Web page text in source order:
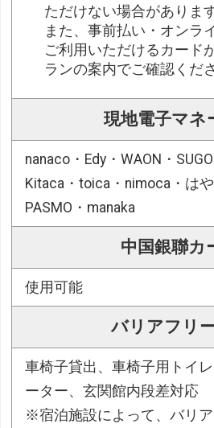
ただけない場合があります
また、事前払い・オンラ
ご利用いただけるカード
ランの案内でご確認くだ
現地電子マネ
nanaco・Edy・WAON・
Kitaca・toica・nimoca・はや
PASMO・manaka
中国銀聯カ
使用可能
バリアフリ
車椅子貸出、車椅子用トイ
ーター、玄関館内段差対応
※宿泊施設によって、バリ